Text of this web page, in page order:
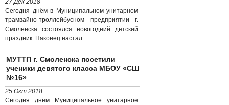
27 Дек 2018
Сегодня днём в Муниципальном унитарном
трамвайно-троллейбусном предприятии г.
Смоленска состоялся новогодний детский
праздник. Наконец настал
МУТТП г. Смоленска посетили
ученики девятого класса МБОУ «СШ
№16»
25 Окт 2018
Сегодня днём Муниципальное унитарное